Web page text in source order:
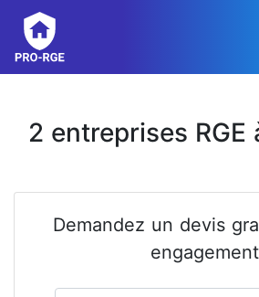
2 entreprises RGE
Demandez un devis
engagement